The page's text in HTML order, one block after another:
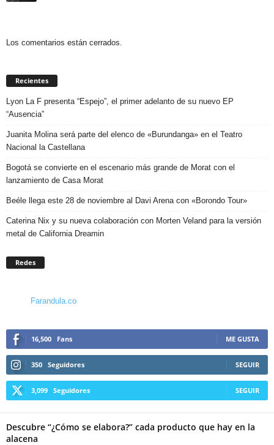
Los comentarios están cerrados.
Recientes
Lyon La F presenta “Espejo”, el primer adelanto de su nuevo EP
“Ausencia”
Juanita Molina será parte del elenco de «Burundanga» en el Teatro
Nacional la Castellana
Bogotá se convierte en el escenario más grande de Morat con el
lanzamiento de Casa Morat
Beéle llega este 28 de noviembre al Davi Arena con «Borondo Tour»
Caterina Nix y su nueva colaboración con Morten Veland para la versión
metal de California Dreamin
Redes
Farandula.co
16,500 Fans ME GUSTA
350 Seguidores SEGUIR
3,099 Seguidores SEGUIR
Descubre “¿Cómo se elabora?” cada producto que hay en la
alacena